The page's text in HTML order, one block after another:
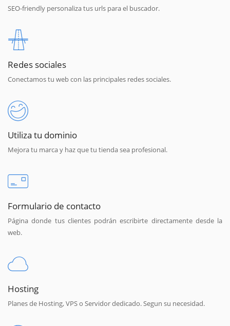
SEO-friendly personaliza tus urls para el buscador.
Redes sociales
Conectamos tu web con las principales redes sociales.
Utiliza tu dominio
Mejora tu marca y haz que tu tienda sea profesional.
Formulario de contacto
Página donde tus clientes podrán escribirte directamente desde la
web.
Hosting
Planes de Hosting, VPS o Servidor dedicado. Segun su necesidad.